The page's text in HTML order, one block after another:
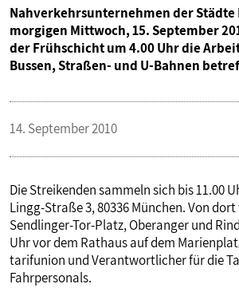
PUBLIKATIONEN
Nahverkehrsunternehmen der
morgigen Mittwoch, 15. September
der Frühschicht um 4.00 Uhr die
Bussen, Straßen- und U-Bahnen
14. September 2010
Die Streikenden sammeln sich bis 11.00
Lingg-Straße 3, 80336 München. Von
Sendlinger-Tor-Platz, Oberanger und
Uhr vor dem Rathaus auf dem
tarifunion und Verantwortlicher für die
Fahrpersonals.